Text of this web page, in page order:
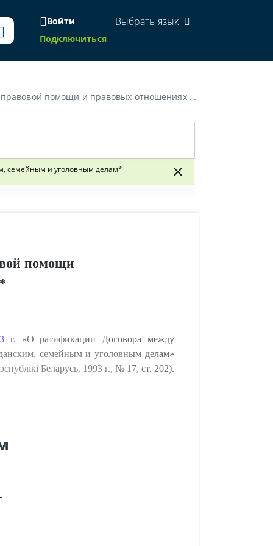
Войти
Подключиться
Выбрать язык
по гражданским, семейным и уголовным делам»
семейным и уголовным делам*
помощи
г. «О ратификации Договора между
семейным и уголовным делам»
Беларусь, 1993 г., № 17, ст. 202).